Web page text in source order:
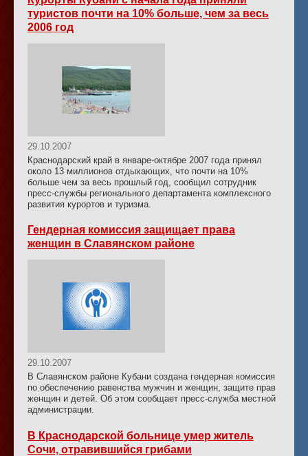
туристов почти на 10% больше, чем за весь
2006 год
29.10.2007
Краснодарский край в январе-октябре 2007 года принял
около 13 миллионов отдыхающих, что почти на 10%
больше чем за весь прошлый год, сообщил сотрудник
пресс-службы регионального департамента комплексного
развития курортов и туризма.
Гендерная комиссия защищает права
женщин в Славянском районе
29.10.2007
В Славянском районе Кубани создана гендерная комиссия
по обеспечению равенства мужчин и женщин, защите прав
женщин и детей. Об этом сообщает пресс-служба местной
администрации.
В Краснодарской больнице умер житель
Сочи, отравившийся грибами